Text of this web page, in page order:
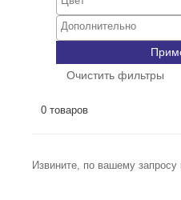
Очистить фильтры
0 товаров
Извините, по вашему запросу